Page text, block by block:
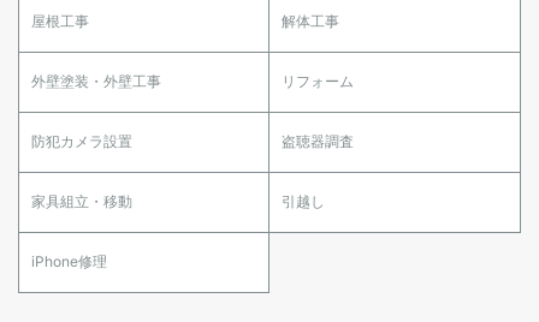
屋根工事 解体工事
外壁塗装・外壁工事 リフォーム
防犯カメラ設置 盗聴器調査
家具組立・移動 引越し
iPhone修理